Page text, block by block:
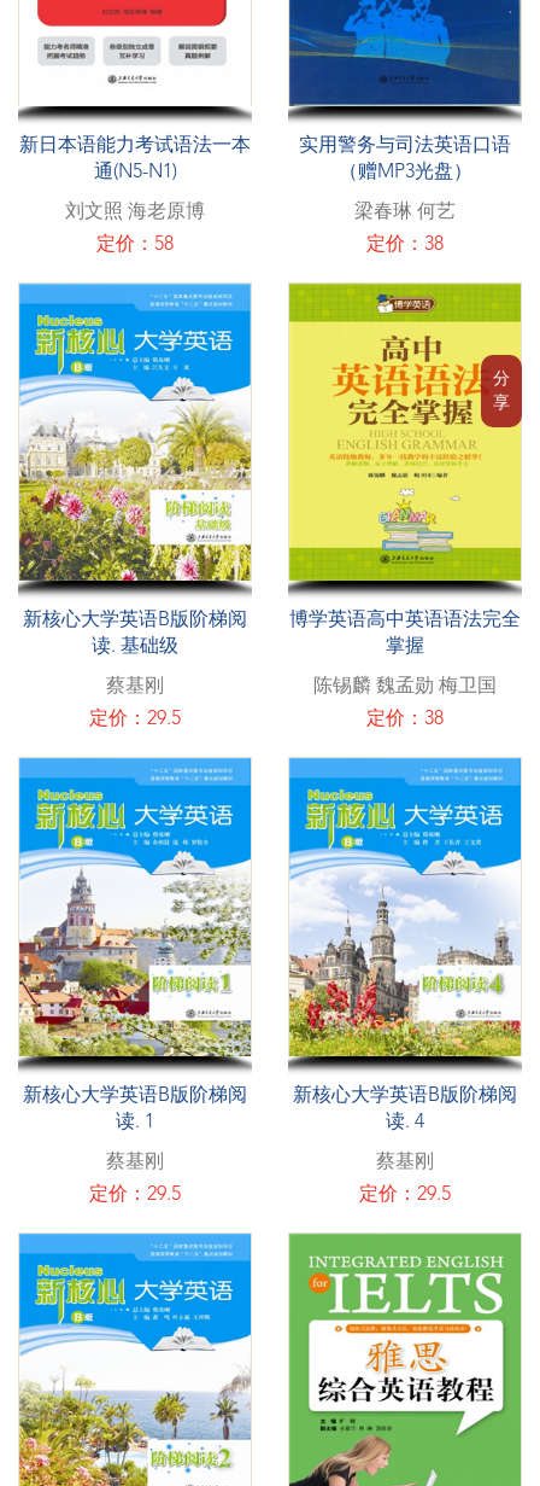
分
享
新日本语能力考试语法一本
通(N5-N1)
刘文照 海老原博
定价：58
实用警务与司法英语口语
（赠MP3光盘）
梁春琳 何艺
定价：38
新核心大学英语B版阶梯阅
读. 基础级
蔡基刚
定价：29.5
博学英语高中英语语法完全
掌握
陈锡麟 魏孟勋 梅卫国
定价：38
新核心大学英语B版阶梯阅
读. 1
蔡基刚
定价：29.5
新核心大学英语B版阶梯阅
读. 4
蔡基刚
定价：29.5